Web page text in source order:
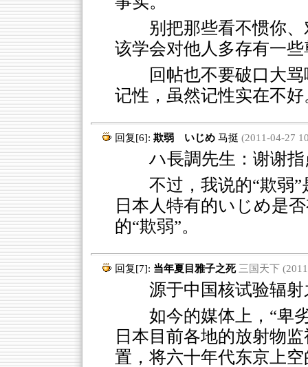
别把那些看不惯你
该学会对他人多存有一些
回帖也不要破口大
记性，虽然记性实在不好
回复[6]: 欺弱 いじめ 马挺 (2011-04-27
ハ長調先生：谢谢指
不过，我说的“欺弱
日本人特有的いじめ是
的“欺弱”。
回复[7]: 当年夏目雅子之死 三国天下
源于中国核试验辐射
如今的媒体上，“卑
日本目前各地的放射物
置，将六十年代东京上